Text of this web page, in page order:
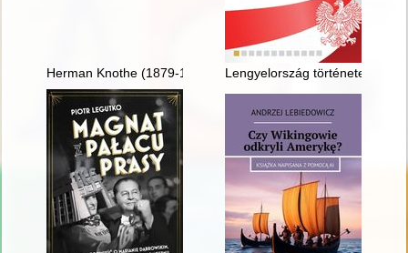
Herman Knothe (1879-1961) : twórca historii polskiego
Lengyelország története 1202-